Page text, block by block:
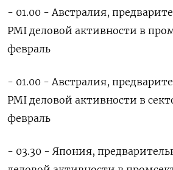
- 01.00 - Австралия,
PMI деловой активности в
февраль
- 01.00 - Австралия,
PMI деловой активности в
февраль
- 03.30 - Япония,